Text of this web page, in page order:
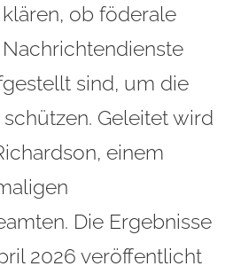
ob föderale
sind, um die
Geleitet wird
einem
Die Ergebnisse
2026 veröffentlicht